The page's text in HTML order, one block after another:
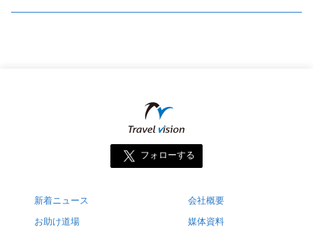
フォローする
新着ニュース
お助け道場
会社概要
媒体資料